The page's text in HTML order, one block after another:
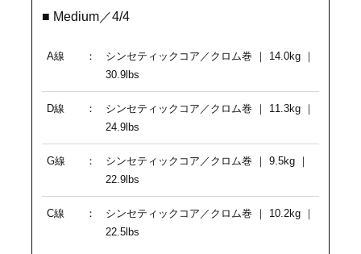
■ Medium／4/4
A線 ：
シンセティックコア／クロム巻 ｜ 14.0kg ｜
30.9lbs
D線 ：
シンセティックコア／クロム巻 ｜ 11.3kg ｜
24.9lbs
G線 ：
シンセティックコア／クロム巻 ｜ 9.5kg ｜
22.9lbs
C線 ：
シンセティックコア／クロム巻 ｜ 10.2kg ｜
22.5lbs